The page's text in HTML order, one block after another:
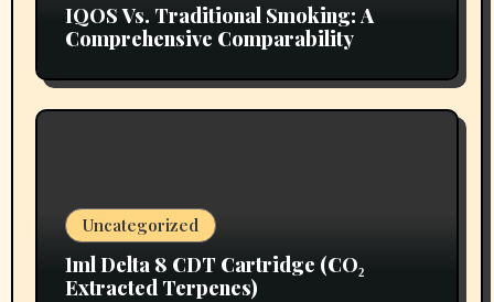
IQOS Vs. Traditional Smoking: A
Comprehensive Comparability
Uncategorized
1ml Delta 8 CDT Cartridge (CO₂
Extracted Terpenes)